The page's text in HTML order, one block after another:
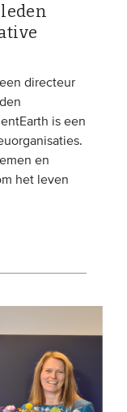
directeur
is een
en
het leven